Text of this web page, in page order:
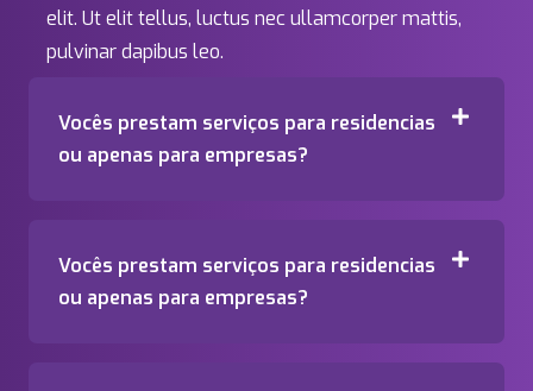
elit. Ut elit tellus, luctus nec ullamcorper mattis,
pulvinar dapibus leo.
Vocês prestam serviços para residencias
ou apenas para empresas?
Vocês prestam serviços para residencias
ou apenas para empresas?